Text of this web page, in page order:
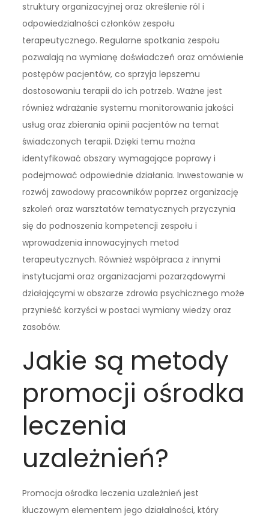
struktury organizacyjnej oraz określenie ról i
odpowiedzialności członków zespołu
terapeutycznego. Regularne spotkania zespołu
pozwalają na wymianę doświadczeń oraz omówienie
postępów pacjentów, co sprzyja lepszemu
dostosowaniu terapii do ich potrzeb. Ważne jest
również wdrażanie systemu monitorowania jakości
usług oraz zbierania opinii pacjentów na temat
świadczonych terapii. Dzięki temu można
identyfikować obszary wymagające poprawy i
podejmować odpowiednie działania. Inwestowanie w
rozwój zawodowy pracowników poprzez organizację
szkoleń oraz warsztatów tematycznych przyczynia
się do podnoszenia kompetencji zespołu i
wprowadzenia innowacyjnych metod
terapeutycznych. Również współpraca z innymi
instytucjami oraz organizacjami pozarządowymi
działającymi w obszarze zdrowia psychicznego może
przynieść korzyści w postaci wymiany wiedzy oraz
zasobów.
Jakie są metody
promocji ośrodka
leczenia
uzależnień?
Promocja ośrodka leczenia uzależnień jest
kluczowym elementem jego działalności, który